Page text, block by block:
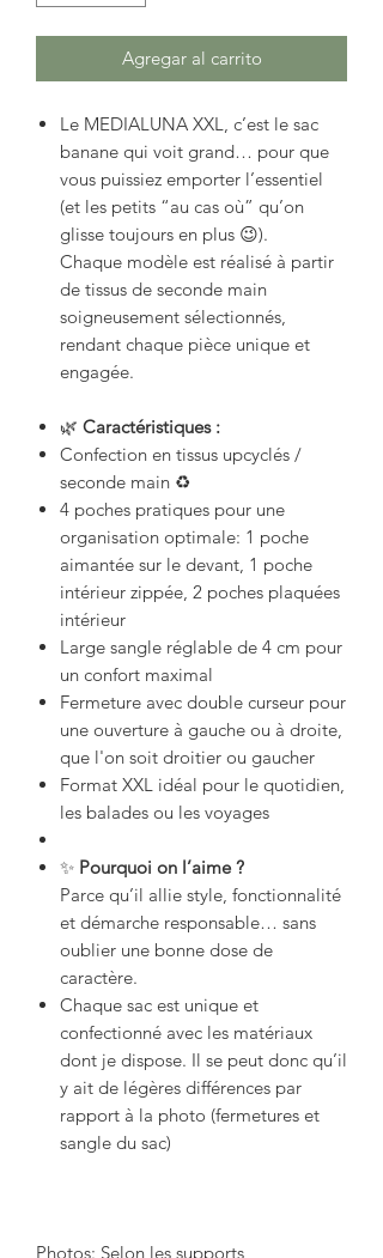
Agregar al carrito
Le MEDIALUNA XXL, c’est le sac
banane qui voit grand… pour que
vous puissiez emporter l’essentiel
(et les petits “au cas où” qu’on
glisse toujours en plus 😉).
Chaque modèle est réalisé à partir
de tissus de seconde main
soigneusement sélectionnés,
rendant chaque pièce unique et
engagée.
🌿 Caractéristiques :
Confection en tissus upcyclés /
seconde main ♻️
4 poches pratiques pour une
organisation optimale: 1 poche
aimantée sur le devant, 1 poche
intérieur zippée, 2 poches plaquées
intérieur
Large sangle réglable de 4 cm pour
un confort maximal
Fermeture avec double curseur pour
une ouverture à gauche ou à droite,
que l'on soit droitier ou gaucher
Format XXL idéal pour le quotidien,
les balades ou les voyages
✨ Pourquoi on l’aime ?
Parce qu’il allie style, fonctionnalité
et démarche responsable… sans
oublier une bonne dose de
caractère.
Chaque sac est unique et
confectionné avec les matériaux
dont je dispose. Il se peut donc qu’il
y ait de légères différences par
rapport à la photo (fermetures et
sangle du sac)
Photos: Selon les supports